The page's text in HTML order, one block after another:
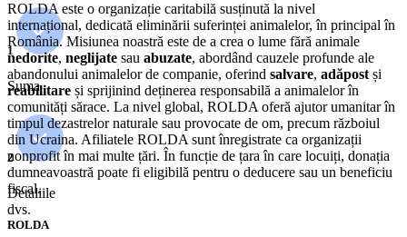
1
Suma
2
Detaliile
dvs.
ROLDA este o organizație caritabilă susținută la nivel
internațional, dedicată eliminării suferinței animalelor, în principal în
România. Misiunea noastră este de a crea o lume fără animale
nedorite, neglijate sau abuzate, abordând cauzele profunde ale
abandonului animalelor de companie, oferind salvare, adăpost și
reabilitare și sprijinind deținerea responsabilă a animalelor în
comunități sărace. La nivel global, ROLDA oferă ajutor umanitar în
timpul dezastrelor naturale sau provocate de om, precum războiul
din Ucraina. Afiliatele ROLDA sunt înregistrate ca organizații
nonprofit în mai multe țări. În funcție de țara în care locuiți, donația
dumneavoastră poate fi eligibilă pentru o deducere sau un beneficiu
fiscal.
ROLDA